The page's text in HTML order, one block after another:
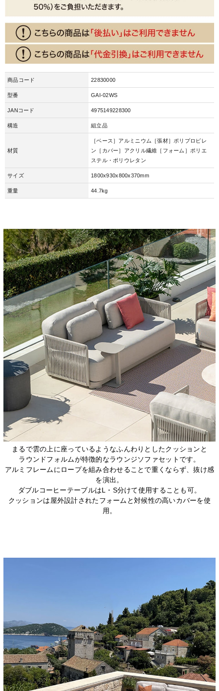
商品コード 22830000
型番 GAI-02WS
JANコード 4975149228300
構造 組立品
材質
［ベース］アルミニウム［張材］ポリプロピレ
ン［カバー］アクリル繊維［フォーム］ポリエ
ステル・ポリウレタン
サイズ 1800x930x800x370mm
重量 44.7kg
まるで雲の上に座っているようなふんわりとしたクッションと
ラウンドフォルムが特徴的なラウンジソファセットです。
アルミフレームにロープを組み合わせることで重くならず、抜け感
を演出。
ダブルコーヒーテーブルはL・S分けて使用することも可。
クッションは屋外設計されたフォームと対候性の高いカバーを使
用。